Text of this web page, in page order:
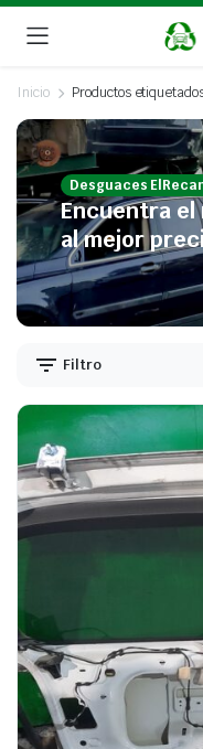
Inicio Productos
Desguaces
Encuentra el
al mejor
Filtro